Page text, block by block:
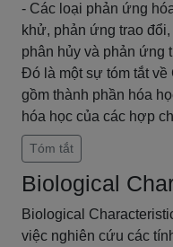
- Các loại phản ứng
khử, phản ứng trao
phân hủy và phản ứng
Đó là một sự tóm tắt về
gồm thành phần hóa
hóa học của các hợp
Tóm tắt
Biological
Biological
việc nghiên cứu các